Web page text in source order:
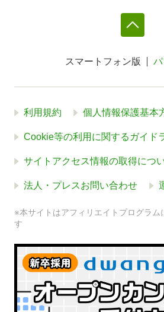
スマートフォン版
利用規約 個人情報保護基本
Cookie等の利用に関するガイド
サイトアクセス情報の取得につ
法人・プレスお問い合わせ
※本サイトはアフィリエイトプログラム
す